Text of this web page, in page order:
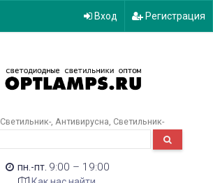
Вход Регистрация
Светильник- Антивирусна Светильник-
пн.-пт. 9:00 – 19:00